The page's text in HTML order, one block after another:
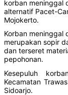
korban meninggal
alternatif Pacet-
Mojokerto.
Korban meninggal
merupakan sopir
dan terseret
pepohonan.
Kesepuluh
Kecamatan
Sidoarjo.